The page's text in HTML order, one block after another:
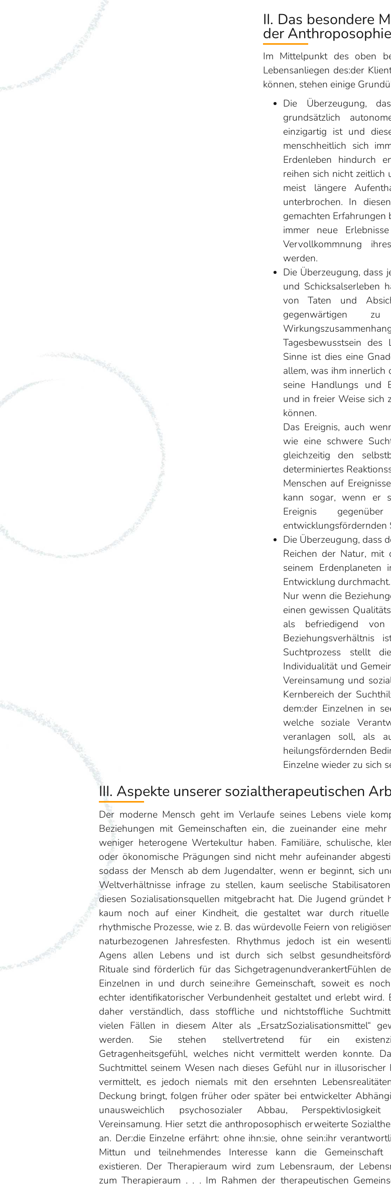
II. Das besondere
der Anthroposophie
Im Mittelpunkt des oben
Lebensanliegen des:der
können, stehen einige
Die Überzeugung,
grundsätzlich
einzigartig ist und
menschheitlich sich
Erdenleben hindurch
reihen sich nicht zeitlich
meist längere
unterbrochen. In
gemachten Erfahrungen
immer neue
Vervollkommnung
werden.
Die Überzeugung, dass
und Schicksalserleben
von Taten und
gegenwärtigen
Tagesbewusstsein
Sinne ist dies eine
allem, was ihm innerlich
seine Handlungs und
und in freier Weise sich
können.
Das Ereignis, auch
wie eine schwere
gleichzeitig den
determiniertes
Menschen auf
kann sogar, wenn er
Ereignis
entwicklungsfördernden
Die Überzeugung, dass
Reichen der Natur,
seinem Erdenplaneten
Entwicklung
Nur wenn die
einen gewissen
als befriedigend
Beziehungsverhältnis
Suchtprozess stellt
Individualität und
Vereinsamung und
Kernbereich der
dem:der Einzelnen in
welche soziale
veranlagen soll, als
heilungsfördernden
Einzelne wieder zu sich
III. Aspekte unserer sozialtherapeutischen
Der moderne Mensch geht im Verlaufe seines Lebens viele
Beziehungen mit Gemeinschaften ein, die zueinander eine
weniger heterogene Wertekultur haben. Familiäre, schulische,
oder ökonomische Prägungen sind nicht mehr aufeinander
sodass der Mensch ab dem Jugendalter, wenn er beginnt, sich
Weltverhältnisse infrage zu stellen, kaum seelische
diesen Sozialisationsquellen mitgebracht hat. Die Jugend gründet
kaum noch auf einer Kindheit, die gestaltet war durch
rhythmische Prozesse, wie z. B. das würdevolle Feiern von
naturbezogenen Jahresfesten. Rhythmus jedoch ist ein
Agens allen Lebens und ist durch sich selbst
Rituale sind förderlich für das SichgetragenundverankertFühlen
Einzelnen in und durch seine:ihre Gemeinschaft, soweit es
echter identifikatorischer Verbundenheit gestaltet und erlebt wird.
daher verständlich, dass stoffliche und nichtstoffliche
vielen Fällen in diesem Alter als „ErsatzSozialisationsmittel“
werden. Sie stehen stellvertretend für ein
Getragenheitsgefühl, welches nicht vermittelt werden konnte.
Suchtmittel seinem Wesen nach dieses Gefühl nur in illusorischer
vermittelt, es jedoch niemals mit den ersehnten
Deckung bringt, folgen früher oder später bei entwickelter
unausweichlich psychosozialer Abbau,
Vereinsamung. Hier setzt die anthroposophisch erweiterte
an. Der:die Einzelne erfährt: ohne ihn:sie, ohne sein:ihr
Mittun und teilnehmendes Interesse kann die Gemeinschaft
existieren. Der Therapieraum wird zum Lebensraum, der
zum Therapieraum . . . Im Rahmen der therapeutischen